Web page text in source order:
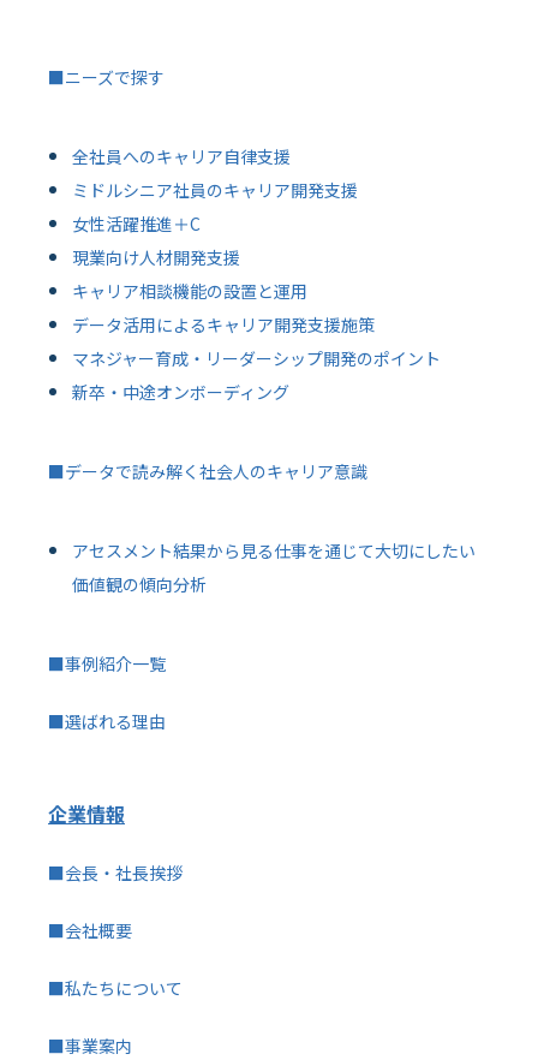
■ニーズで探す
全社員へのキャリア自律支援
ミドルシニア社員のキャリア開発支援
女性活躍推進＋C
現業向け人材開発支援
キャリア相談機能の設置と運用
データ活用によるキャリア開発支援施策
マネジャー育成・リーダーシップ開発のポイント
新卒・中途オンボーディング
■データで読み解く社会人のキャリア意識
アセスメント結果から見る仕事を通じて大切にしたい
価値観の傾向分析
■事例紹介一覧
■選ばれる理由
企業情報
■会長・社長挨拶
■会社概要
■私たちについて
■事業案内